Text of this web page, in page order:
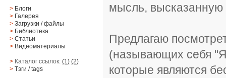
> Блоги
> Галерея
> Загрузки/файлы
> Библиотека
> Статьи
> Видеоматериалы
> Каталог ссылок:(1) (2)
> Тэги/ tags
мысль, высказанную
Предлагаю
(называющих себя
которые являются